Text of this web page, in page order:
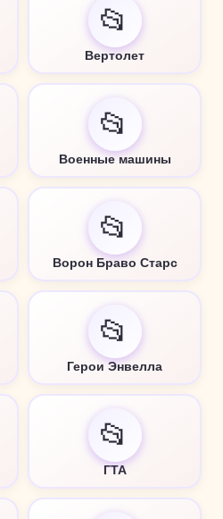
📂
Вертолет
📂
Военные машины
📂
Ворон Браво Старс
📂
Герои Энвелла
📂
ГТА